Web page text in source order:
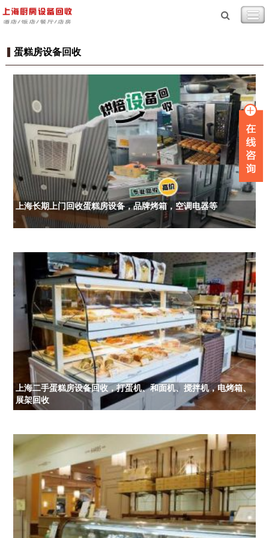
蛋糕房设备回收
上海长期上门回收蛋糕房设备，品牌烤箱，空调电器等
上海二手蛋糕房设备回收，打蛋机、和面机、搅拌机，电烤箱、
展架回收